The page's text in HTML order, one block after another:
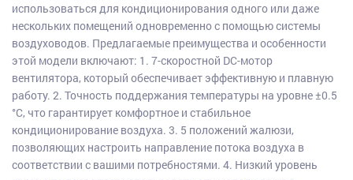
использоваться для кондиционирования одного или даже
нескольких помещений одновременно с помощью системы
воздуховодов. Предлагаемые преимущества и особенности
этой модели включают: 1. 7-скоростной DC-мотор
вентилятора, который обеспечивает эффективную и плавную
работу. 2. Точность поддержания температуры на уровне ±0.5
°C, что гарантирует комфортное и стабильное
кондиционирование воздуха. 3. 5 положений жалюзи,
позволяющих настроить направление потока воздуха в
соответствии с вашими потребностями. 4. Низкий уровень